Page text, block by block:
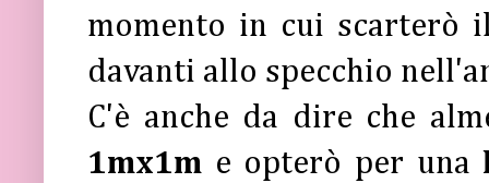
momento in cui scarterò
davanti allo specchio
C'è anche da dire che
1mx1m e opterò per una